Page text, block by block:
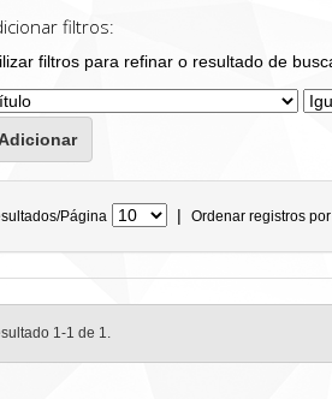
filtros:
filtros para refinar o resultado de
Página | Ordenar registros por
1-1 de 1.